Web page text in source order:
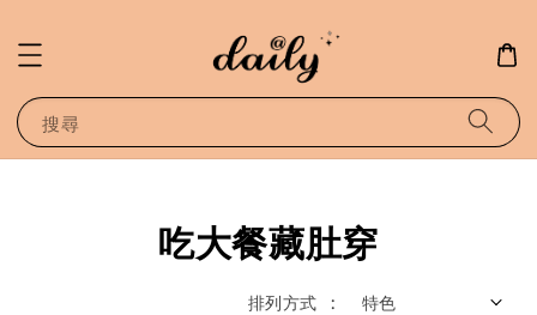
搜尋
吃大餐藏肚穿
排列方式 :